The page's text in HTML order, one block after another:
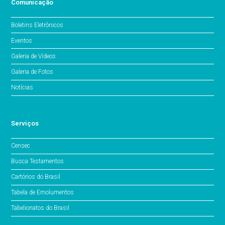
Comunicação
Boletins Eletrônicos
Eventos
Galeria de Vídeos
Galeria de Fotos
Notícias
Serviços
Censec
Busca Testamentos
Cartórios do Brasil
Tabela de Emolumentos
Tabelionatos do Brasil